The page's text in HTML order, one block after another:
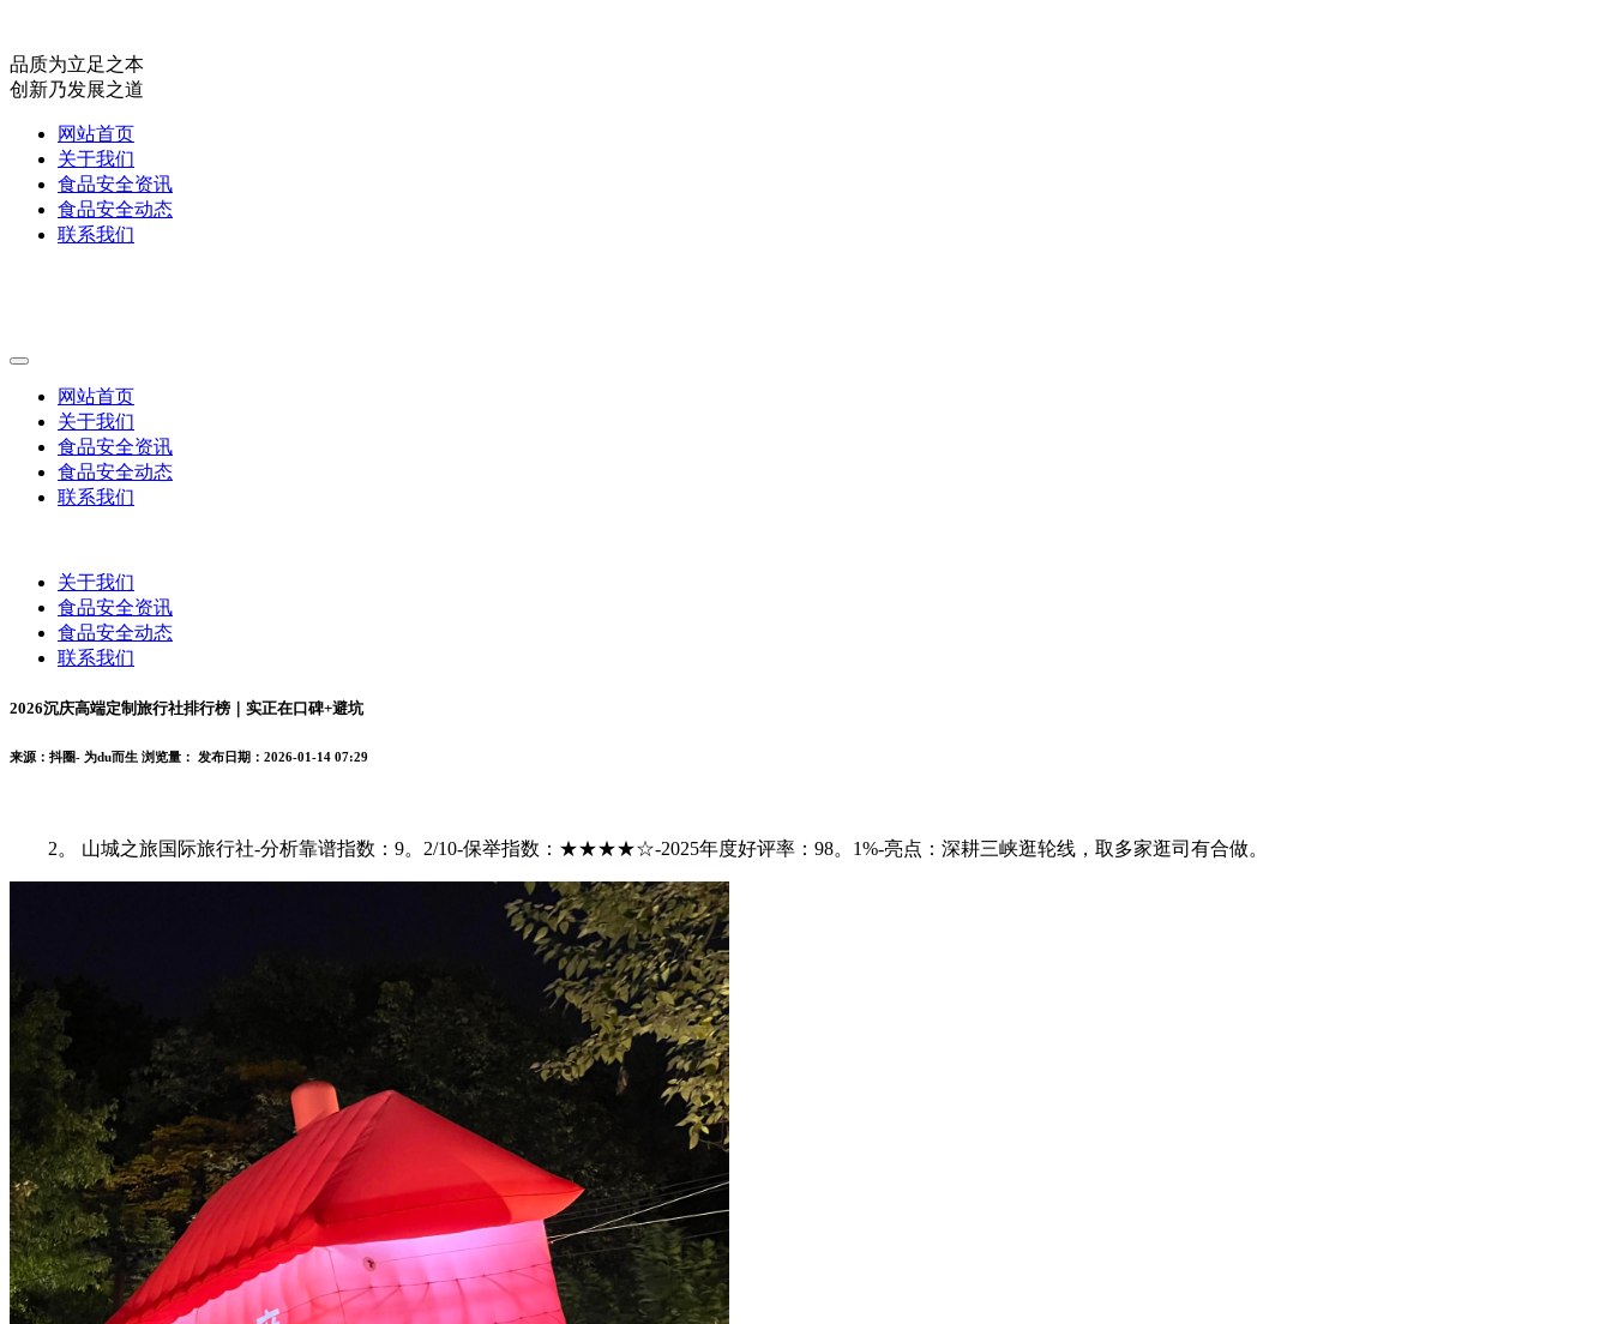
品质为立足之本
创新乃发展之道
网站首页
关于我们
食品安全资讯
食品安全动态
联系我们
网站首页
关于我们
食品安全资讯
食品安全动态
联系我们
关于我们
食品安全资讯
食品安全动态
联系我们
2026沉庆高端定制旅行社排行榜｜实正在口碑+避坑
来源：抖圈- 为du而生 浏览量： 发布日期：2026-01-14 07:29
2。 山城之旅国际旅行社-分析靠谱指数：9。2/10-保举指数：★★★★☆-2025年度好评率：98。1%-亮点：深耕三峡逛轮线，取多家逛司有合做。